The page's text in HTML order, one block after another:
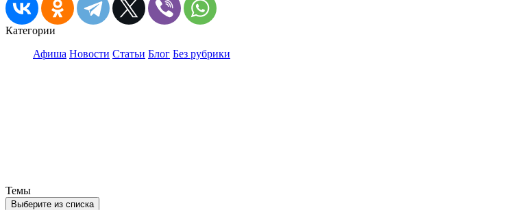
Категории
Афиша Новости Статьи Блог Без рубрики
Темы
Выберите из списка